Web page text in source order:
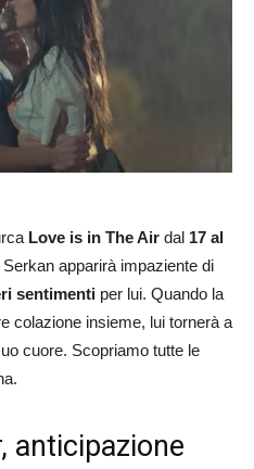
Love is in The Air dal 17 al
apparirà impaziente di
sentimenti per lui. Quando la
colazione insieme, lui tornerà a
cuore. Scopriamo tutte le
anticipazione